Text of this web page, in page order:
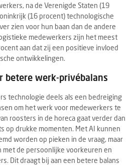
na de Verenigde Staten (19
(16 procent) technologische
zien voor hun baan dan de andere
medewerkers zijn het meest
aan dat zij een positieve invloed
ontwikkelingen.
betere werk-privébalans
technologie deels als een bedreiging
om het werk voor medewerkers te
roosters in de horeca gaat verder dan
op drukke momenten. Met AI kunnen
worden op pieken in de vraag, maar
de persoonlijke voorkeuren en
Dit draagt bij aan een betere balans